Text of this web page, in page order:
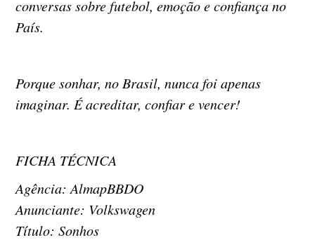
conversas sobre futebol, emoção e confiança no
País.
Porque sonhar, no Brasil, nunca foi apenas
imaginar. É acreditar, confiar e vencer!
FICHA TÉCNICA
Agência: AlmapBBDO
Anunciante: Volkswagen
Título: Sonhos